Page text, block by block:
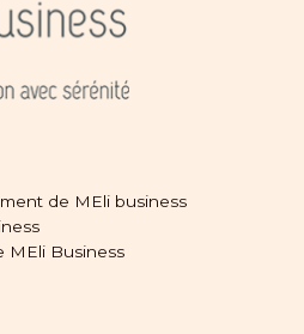
de MEli business
MEli Business